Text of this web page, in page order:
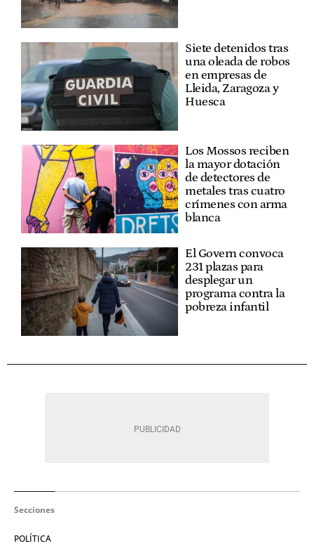
Siete detenidos tras
una oleada de robos
en empresas de
Lleida, Zaragoza y
Huesca
Los Mossos reciben
la mayor dotación
de detectores de
metales tras cuatro
crímenes con arma
blanca
El Govern convoca
231 plazas para
desplegar un
programa contra la
pobreza infantil
Secciones
POLÍTICA